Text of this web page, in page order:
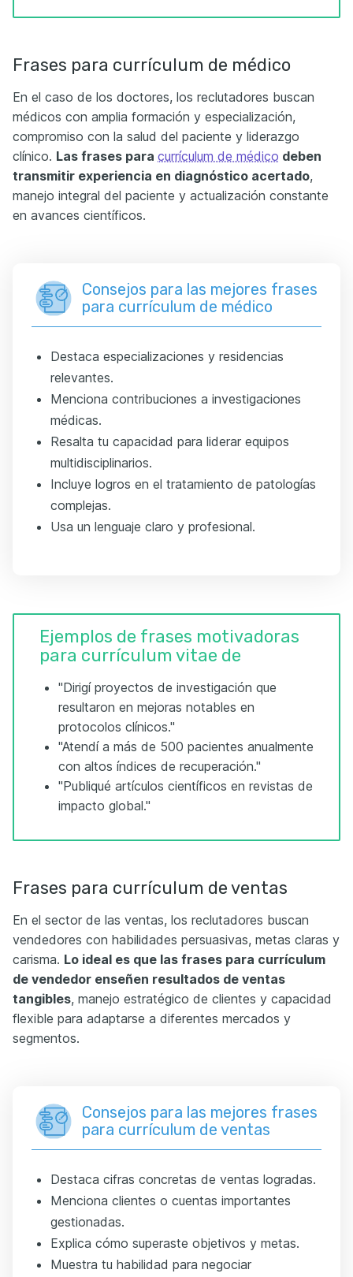
Frases para currículum de médico
En el caso de los doctores, los reclutadores buscan
médicos con amplia formación y especialización,
compromiso con la salud del paciente y liderazgo
clínico. Las frases para currículum de médico deben
transmitir experiencia en diagnóstico acertado,
manejo integral del paciente y actualización constante
en avances científicos.
Consejos para las mejores frases
para currículum de médico
Destaca especializaciones y residencias
relevantes.
Menciona contribuciones a investigaciones
médicas.
Resalta tu capacidad para liderar equipos
multidisciplinarios.
Incluye logros en el tratamiento de patologías
complejas.
Usa un lenguaje claro y profesional.
Ejemplos de frases motivadoras
para currículum vitae de
"Dirigí proyectos de investigación que
resultaron en mejoras notables en
protocolos clínicos."
"Atendí a más de 500 pacientes anualmente
con altos índices de recuperación."
"Publiqué artículos científicos en revistas de
impacto global."
Frases para currículum de ventas
En el sector de las ventas, los reclutadores buscan
vendedores con habilidades persuasivas, metas claras y
carisma. Lo ideal es que las frases para currículum
de vendedor enseñen resultados de ventas
tangibles, manejo estratégico de clientes y capacidad
flexible para adaptarse a diferentes mercados y
segmentos.
Consejos para las mejores frases
para currículum de ventas
Destaca cifras concretas de ventas logradas.
Menciona clientes o cuentas importantes
gestionadas.
Explica cómo superaste objetivos y metas.
Muestra tu habilidad para negociar